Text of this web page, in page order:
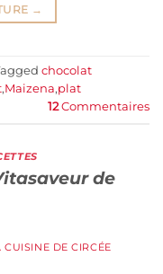
→
chocolat
,Maizena,plat
12Commentaires
de
CUISINE DE CIRCÉE